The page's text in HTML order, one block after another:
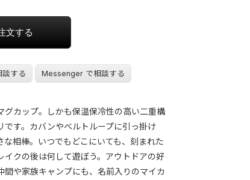
談する Messenger で相談する
グカップ。しかも保温保冷性の高い二重構
す。カバンやベルトループに引っ掛け
相棒。いつでもどこにいても、刻まれた
イクの後は何して遊ぼう。アウトドアの好
や家族キャンプにも、名前入りのマイカ